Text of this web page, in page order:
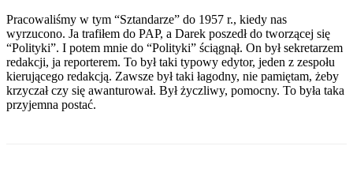
Pracowaliśmy w tym “Sztandarze” do 1957 r., kiedy nas
wyrzucono. Ja trafiłem do PAP, a Darek poszedł do tworzącej się
“Polityki”. I potem mnie do “Polityki” ściągnął. On był sekretarzem
redakcji, ja reporterem. To był taki typowy edytor, jeden z zespołu
kierującego redakcją. Zawsze był taki łagodny, nie pamiętam, żeby
krzyczał czy się awanturował. Był życzliwy, pomocny. To była taka
przyjemna postać.